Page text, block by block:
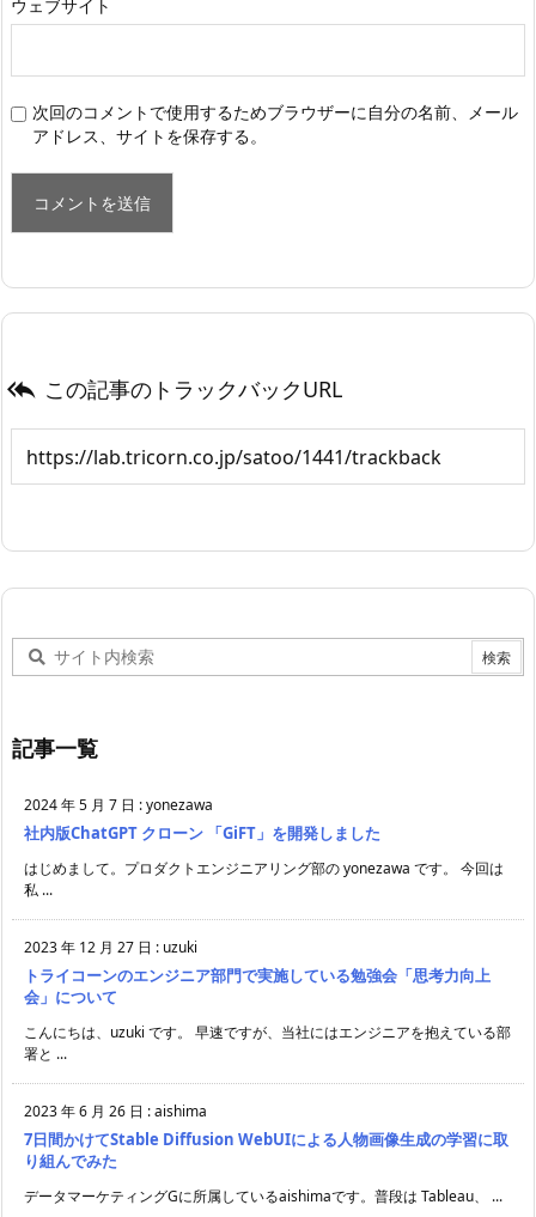
ウェブサイト
次回のコメントで使用するためブラウザーに自分の名前、メール
アドレス、サイトを保存する。
 この記事のトラックバックURL
記事一覧
2024 年 5 月 7 日 :yonezawa
社内版ChatGPT クローン 「GiFT」を開発しました
はじめまして。プロダクトエンジニアリング部の yonezawa です。 今回は
私 ...
2023 年 12 月 27 日 : uzuki
トライコーンのエンジニア部門で実施している勉強会「思考力向上
会」について
こんにちは、uzuki です。 早速ですが、当社にはエンジニアを抱えている部
署と ...
2023 年 6 月 26 日 :aishima
7日間かけてStable Diffusion WebUIによる人物画像生成の学習に取
り組んでみた
データマーケティングGに所属しているaishimaです。普段は Tableau、 ...